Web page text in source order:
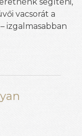
segíteni,
vacsorát a
izgalmasabban